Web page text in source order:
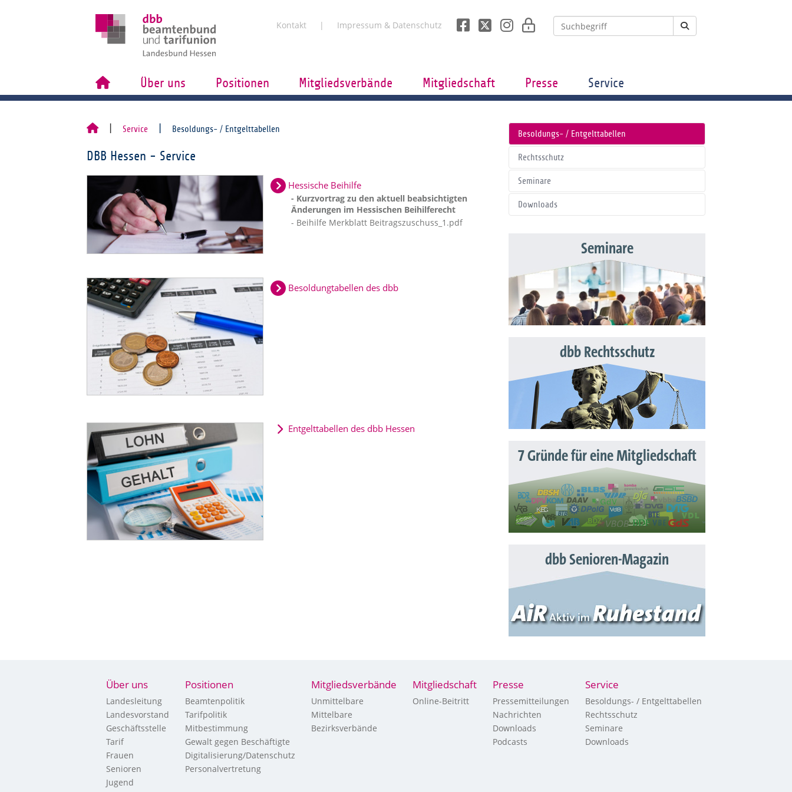
Kontakt Impressum & Datenschutz
Über uns Positionen Mitgliedsverbände Mitgliedschaft Presse Service
Service Besoldungs- / Entgelttabellen
DBB Hessen - Service
Hessische Beihilfe
- Kurzvortrag zu den aktuell beabsichtigten
Änderungen im Hessischen Beihilferecht
- Beihilfe Merkblatt Beitragszuschuss_1.pdf
Besoldungtabellen des dbb
Entgelttabellen des dbb Hessen
Besoldungs- / Entgelttabellen
Rechtsschutz
Seminare
Downloads
Seminare
dbb Rechtsschutz
7 Gründe für eine Mitgliedschaft
dbb Senioren-Magazin
Über uns
Landesleitung
Landesvorstand
Geschäftsstelle
Tarif
Frauen
Senioren
Jugend
Positionen
Beamtenpolitik
Tarifpolitik
Mitbestimmung
Gewalt gegen Beschäftigte
Digitalisierung/Datenschutz
Personalvertretung
Mitgliedsverbände
Unmittelbare
Mittelbare
Bezirksverbände
Mitgliedschaft
Online-Beitritt
Presse
Pressemitteilungen
Nachrichten
Downloads
Podcasts
Service
Besoldungs- / Entgelttabellen
Rechtsschutz
Seminare
Downloads